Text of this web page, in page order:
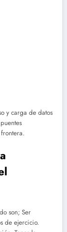
y carga de datos
son; Ser
de ejercicio.